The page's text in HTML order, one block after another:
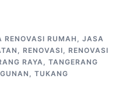
RENOVASI RUMAH , JASA
, RENOVASI, RENOVASI
RAYA, TANGERANG
, TUKANG